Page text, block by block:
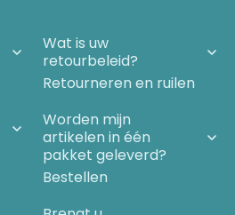
Wat is uw
retourbeleid?
Retourneren en ruilen
Worden mijn
artikelen in één
pakket geleverd?
Bestellen